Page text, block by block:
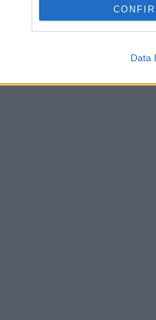
Data
“Solla çizmet për